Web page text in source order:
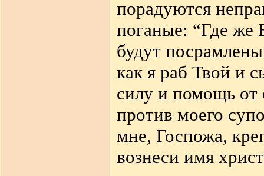
порадуются
поганые: “Где же
будут
как я раб Твой и
силу и помощь от
против моего
мне, Госпожа,
вознеси имя